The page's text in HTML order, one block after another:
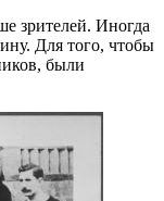
зрителей. Иногда
Для того, чтобы
были